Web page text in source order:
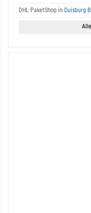
DHL PaketShop in Duisburg